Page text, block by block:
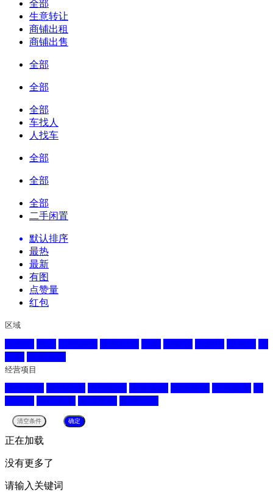
全部
生意转让
商铺出租
商铺出售
全部
全部
全部
车找人
人找车
全部
全部
全部
二手闲置
默认排序
最热
最新
有图
点赞量
红包
区域
经营项目
正在加载
没有更多了
请输入关键词